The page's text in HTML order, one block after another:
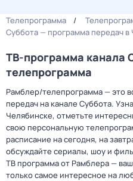
Телепрограмма
Суббота — программа передач в
ТВ-программа канала
телепрограмма
Рамблер/телепрограмма — это
передач на канале Суббота.
Челябинске, отметьте
свою персональную
расписание на сегодня, на
обсуждайте сериалы, шоу и
ТВ программа от Рамблера —
только самое интересное на